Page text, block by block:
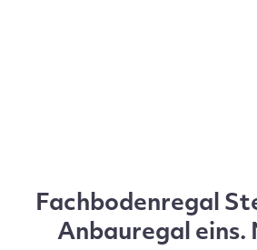
Fachbodenregal
Anbauregal eins.